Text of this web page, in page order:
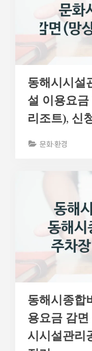
동해시시설
설 이용요
리조트), 신
문화·환경
동해시종합
용요금 감
시시설관리